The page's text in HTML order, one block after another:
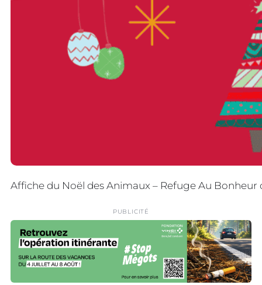
Affiche du Noël des Animaux – Refuge Au Bonheur
PUBLICITÉ